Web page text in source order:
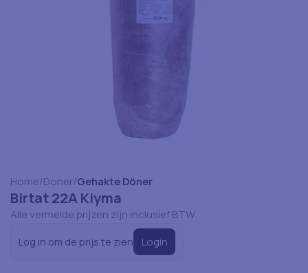
Home Doner Gehakte Döner
Birtat 22A Kiyma
Alle vermelde prijzen zijn inclusief BTW.
Log in om de prijs te zien Login